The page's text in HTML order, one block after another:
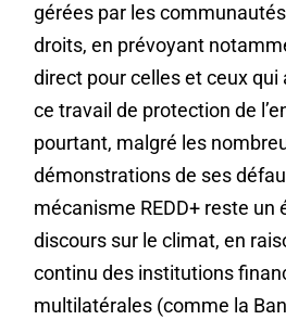
gérées par les
droits, en prévoyant
direct pour celles et ceux
ce travail de protection de
pourtant, malgré les
démonstrations de ses
mécanisme REDD+ reste un
discours sur le climat, en
continu des institutions
multilatérales (comme la